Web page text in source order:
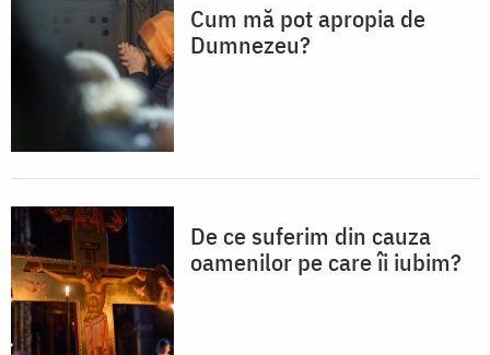
Cum mă pot apropia de
Dumnezeu?
De ce suferim din cauza
oamenilor pe care îi iubim?